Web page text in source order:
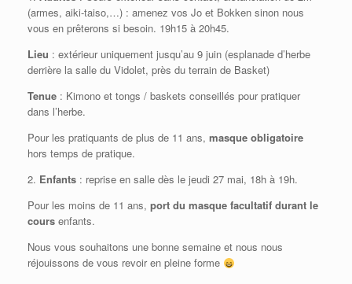
(armes, aiki-taiso,…) : amenez vos Jo et Bokken sinon nous
vous en prêterons si besoin. 19h15 à 20h45.
Lieu : extérieur uniquement jusqu’au 9 juin (esplanade d’herbe
derrière la salle du Vidolet, près du terrain de Basket)
Tenue : Kimono et tongs / baskets conseillés pour pratiquer
dans l’herbe.
Pour les pratiquants de plus de 11 ans, masque obligatoire
hors temps de pratique.
2. Enfants : reprise en salle dès le jeudi 27 mai, 18h à 19h.
Pour les moins de 11 ans, port du masque facultatif durant le
cours enfants.
Nous vous souhaitons une bonne semaine et nous nous
réjouissons de vous revoir en pleine forme